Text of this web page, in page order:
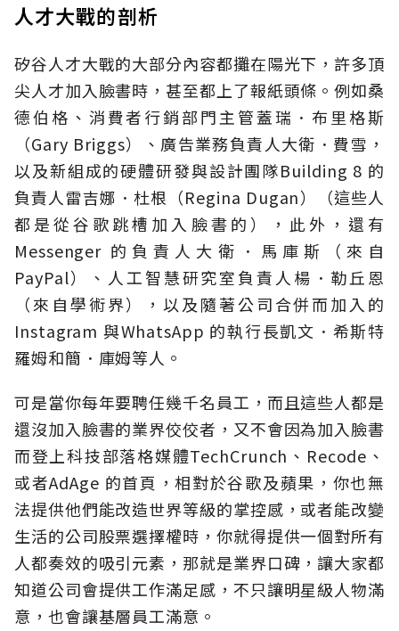
人才大戰的剖析
矽谷人才大戰的大部分內容都攤在陽光下，許多頂
尖人才加入臉書時，甚至都上了報紙頭條。例如桑
德伯格、消費者行銷部門主管蓋瑞．布里格斯
（Gary Briggs）、廣告業務負責人大衛．費雪，
以及新組成的硬體研發與設計團隊Building 8 的
負責人雷吉娜．杜根（Regina Dugan）（這些人
都是從谷歌跳槽加入臉書的），此外，還有
Messenger 的負責人大衛．馬庫斯（來自
PayPal）、人工智慧研究室負責人楊．勒丘恩
（來自學術界），以及隨著公司合併而加入的
Instagram 與WhatsApp 的執行長凱文．希斯特
羅姆和簡．庫姆等人。
可是當你每年要聘任幾千名員工，而且這些人都是
還沒加入臉書的業界佼佼者，又不會因為加入臉書
而登上科技部落格媒體TechCrunch、Recode、
或者AdAge 的首頁，相對於谷歌及蘋果，你也無
法提供他們能改造世界等級的掌控感，或者能改變
生活的公司股票選擇權時，你就得提供一個對所有
人都奏效的吸引元素，那就是業界口碑，讓大家都
知道公司會提供工作滿足感，不只讓明星級人物滿
意，也會讓基層員工滿意。